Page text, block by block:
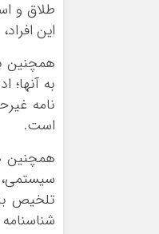
طلاق و
این
همچنین
نامه
است.
همچنین
تلخیص